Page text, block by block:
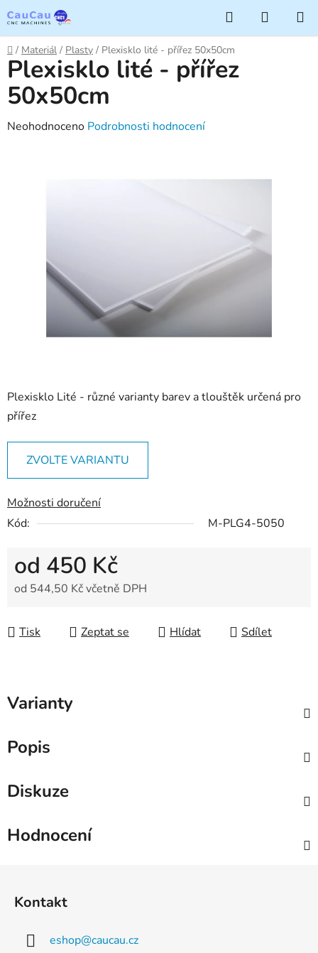
na
obsah
Hledat
KOŠÍK
Domů
/ Materiál / Plasty / Plexisklo lité - přířez 50x50cm
Plexisklo Lité - různé varianty barev a tlouštěk určená pro
přířez
ZVOLTE VARIANTU
Možnosti doručení
Kód:
M-PLG4-5050
od 450 Kč
od 544,50 Kčvčetně DPH
Tisk
Zeptat se Hlídat Sdílet
Plexisklo lité - přířez
50x50cm
Průměrné
hvězdiček.
Neohodnoceno Podrobnosti hodnocení
Varianty
Popis
Diskuze
Hodnocení
Kontakt
eshop@caucau.cz